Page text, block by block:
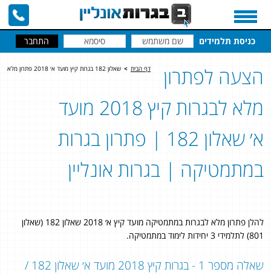
כניסת תלמידים
דף הבית > שאלון 182 בגרות קיץ מועד א׳ 2018 פתרון מלא
הצעה לפתרון
מלא לבגרות קיץ 2018 מועד
א׳ שאלון 182 | פתרון בגרות
במתמטיקה | בגרות אונליין
להלן פתרון מלא לבגרות במתמטיקה מועד קיץ א׳ 2018 שאלון 182 (שאלון
801) לתלמידי 3 יחידות לימוד במתמטיקה.
שאלה מספר 1 - בגרות קיץ 2018 מועד א׳ שאלון 182 /